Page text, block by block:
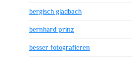
bergisch gladbach
bernhard prinz
besser fotografieren